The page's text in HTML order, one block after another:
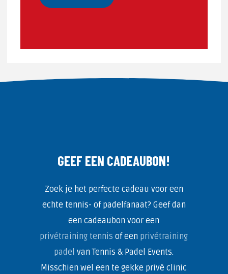
GEEF EEN CADEAUBON!
Zoek je het perfecte cadeau voor een
echte tennis- of padelfanaat? Geef dan
een cadeaubon voor een
privétraining tennis of een privétraining
padel van Tennis & Padel Events.
Misschien wel een te gekke privé clinic